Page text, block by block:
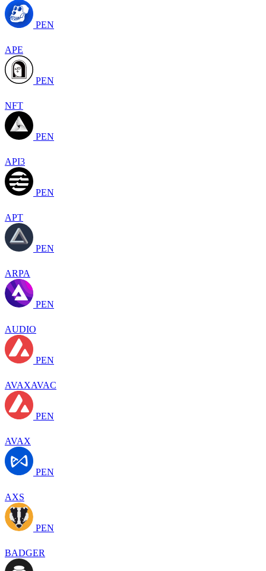
PEN
APE
PEN
NFT
PEN
API3
PEN
APT
PEN
ARPA
PEN
AUDIO
PEN
AVAXAVAC
PEN
AVAX
PEN
AXS
PEN
BADGER